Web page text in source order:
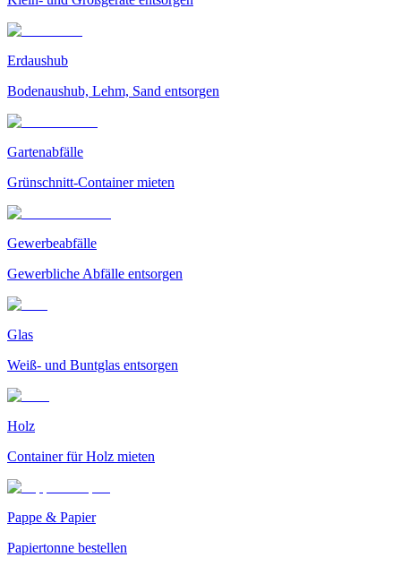
Erdaushub
Bodenaushub, Lehm, Sand entsorgen
Gartenabfälle
Grünschnitt-Container mieten
Gewerbeabfälle
Gewerbliche Abfälle entsorgen
Glas
Weiß- und Buntglas entsorgen
Holz
Container für Holz mieten
Pappe & Papier
Papiertonne bestellen